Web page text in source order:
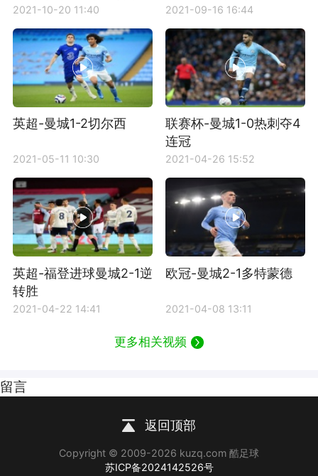
锦
2021-10-20 11:40 2021-09-16 16:44
英超-曼城1-2切尔西
2021-05-11 10:30
联赛杯-曼城1-0热刺夺4
连冠
2021-04-26 15:52
英超-福登进球曼城2-1逆
转胜
2021-04-22 14:41
欧冠-曼城2-1多特蒙德
2021-04-08 13:11
更多相关视频
留言
返回顶部
Copyright © 2009-2026 kuzq.com 酷足球
苏ICP备2024142526号